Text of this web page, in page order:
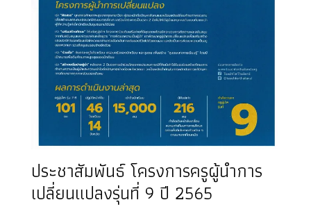
ประชาสัมพันธ์ โครงการครูผู้นำการ
เปลี่ยนแปลงรุ่นที่ 9 ปี 2565